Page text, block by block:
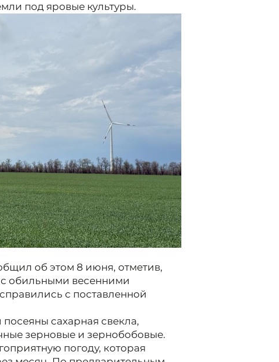
под яровые культуры.
об этом 8 июня, отметив,
с обильными весенними
с поставленной
сахарная свекла,
зерновые и зернобобовые.
погоду, которая